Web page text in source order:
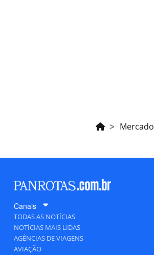
Mercado
Canais
TODAS AS NOTÍCIAS
NOTÍCIAS MAIS LIDAS
AGÊNCIAS DE VIAGENS
AVIAÇÃO